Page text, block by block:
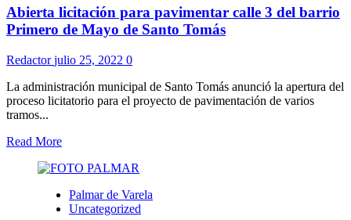
Abierta licitación para pavimentar calle 3 del barrio
Primero de Mayo de Santo Tomás
Redactorjulio 25, 2022 0
La administración municipal de Santo Tomás anunció la apertura del
proceso licitatorio para el proyecto de pavimentación de varios
tramos...
Read More
Palmar de Varela
Uncategorized